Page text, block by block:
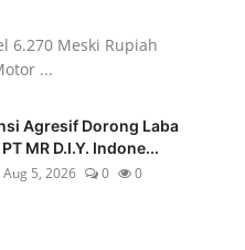
6.270 Meski Rupiah
...
Agresif Dorong Laba
MR D.I.Y. Indone...
Aug 5, 2026 0 0